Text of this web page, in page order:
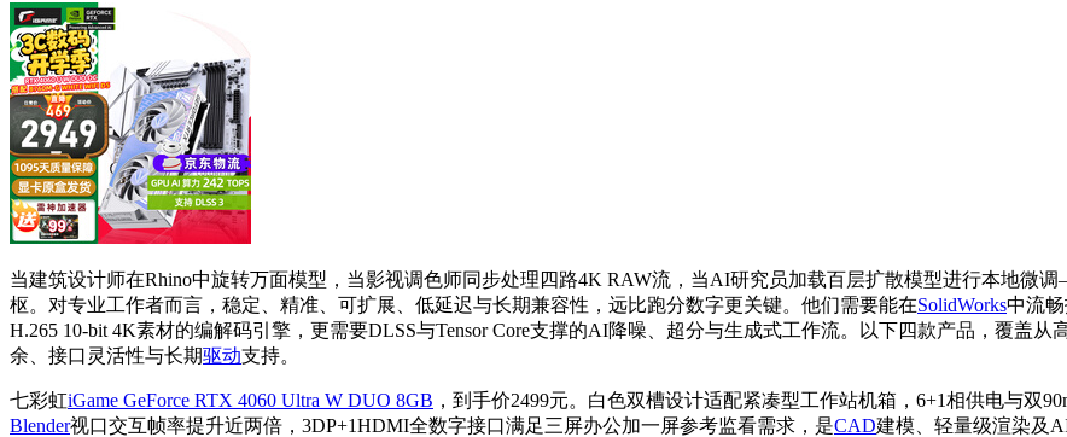
当建筑设计师在Rhino中旋转万面模型，当影视调色师同步处理四路4K RAW流，当AI研究员加载百层扩散模型进行本地微
枢。对专业工作者而言，稳定、精准、可扩展、低延迟与长期兼容性，远比跑分数字更关键。他们需要能在SolidWorks中流
H.265 10-bit 4K素材的编解码引擎，更需要DLSS与Tensor Core支撑的AI降噪、超分与生成式工作流。以下四款产品，覆盖
余、接口灵活性与长期驱动支持。
七彩虹iGame GeForce RTX 4060 Ultra W DUO 8GB ，到手价2499元。白色双槽设计适配紧凑型工作站机箱，6+1相供电与双
Blender视口交互帧率提升近两倍，3DP+1HDMI全数字接口满足三屏办公加一屏参考监看需求，是CAD建模、轻量级渲染及